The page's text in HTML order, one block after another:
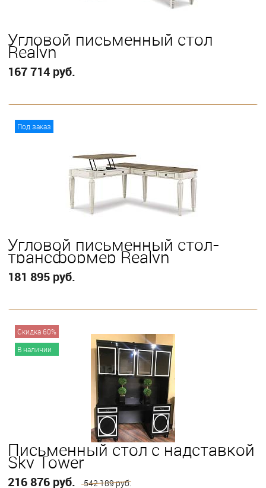
Угловой письменный стол
Realyn
167 714 руб.
Под заказ
Угловой письменный стол-
трансформер Realyn
181 895 руб.
Скидка 60%
В наличии
Письменный стол с надставкой
Sky Tower
216 876 руб. 542 189 руб.